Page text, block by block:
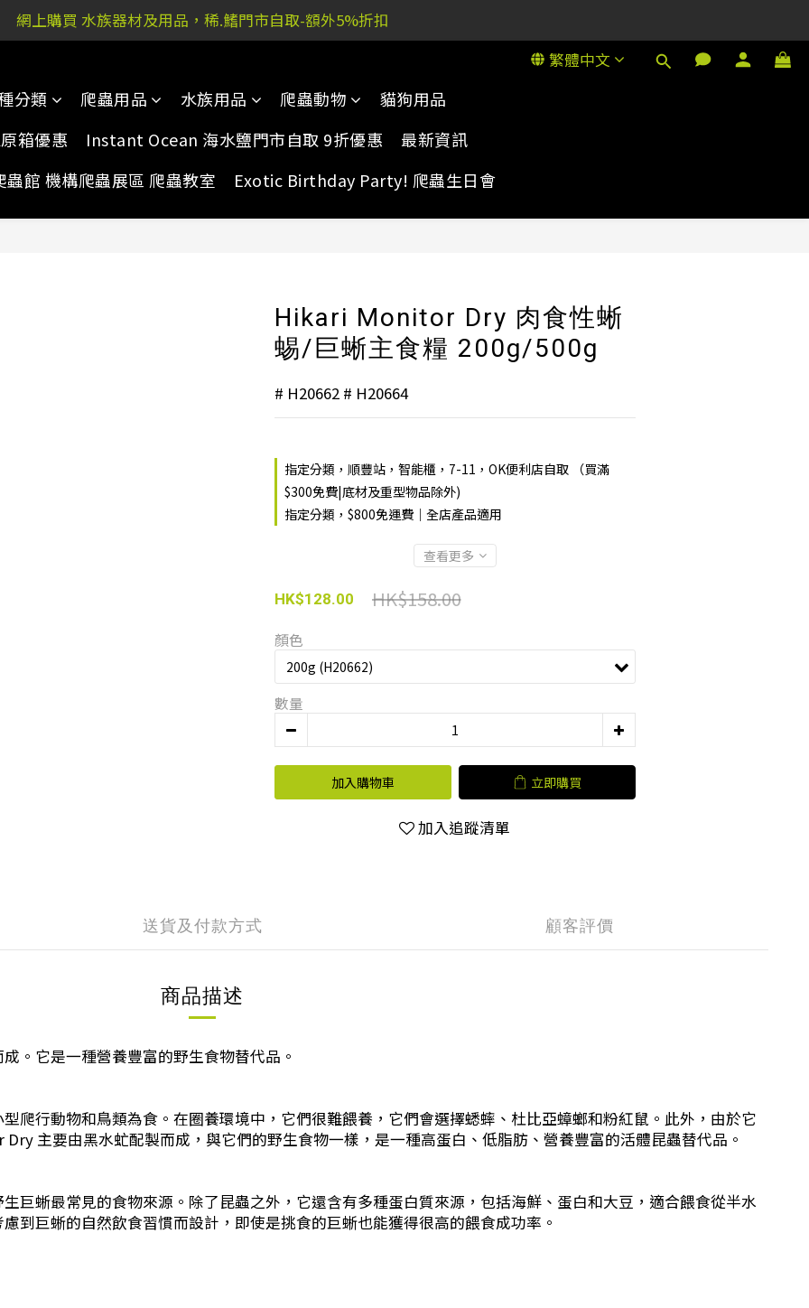
新街51P號富祐閣16號地下｜ 稀.鰭旺角店: 西洋菜南街101號金德行11樓
新街51P號富祐閣16號地下｜ 稀.鰭旺角店: 西洋菜南街101號金德行11樓
繁體中文
分類 爬蟲用品 水族用品 爬蟲動物
貓狗用品
箱優惠
Instant Ocean 海水鹽門市自取 9折優惠
最新資訊
蟲館 機構爬蟲展區 爬蟲教室
Exotic Birthday Party! 爬蟲生日會
Hikari Monitor Dry 肉食性蜥
蜴/巨蜥主食糧 200g/500g
# H20662 # H20664
指定分類，順豐站，智能櫃，7-11，OK便利店自取 （買滿
$300免費|底材及重型物品除外)
指定分類，$800免運費｜全店產品適用
查看更多
HK$158.00
HK$128.00
顏色
數量
加入購物車 立即購買
加入追蹤清單
送貨及付款方式 顧客評價
商品描述
。它是一種營養豐富的野生食物替代品。
爬行動物和鳥類為食。在圈養環境中，它們很難餵養，它們會選擇蟋蟀、杜比亞蟑螂和粉紅鼠。此外，由於它
主要由黑水虻配製而成，與它們的野生食物一樣，是一種高蛋白、低脂肪、營養豐富的活體昆蟲替代品。
巨蜥最常見的食物來源。除了昆蟲之外，它還含有多種蛋白質來源，包括海鮮、蛋白和大豆，適合餵食從半水
到巨蜥的自然飲食習慣而設計，即使是挑食的巨蜥也能獲得很高的餵食成功率。